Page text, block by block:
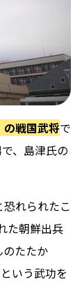
の戦国武将で
、島津氏の
れられたこ
た朝鮮出兵
たたか
いう武功を